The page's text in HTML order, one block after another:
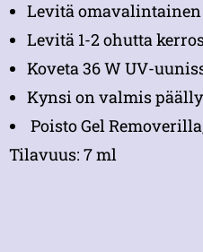
Levitä omavalintainen
Levitä 1-2 ohutta
Koveta 36 W UV-
Kynsi on valmis
Poisto Gel
Tilavuus: 7 ml